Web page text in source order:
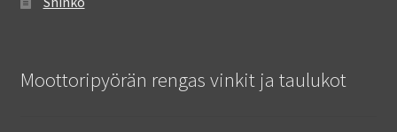
Moottoripyörän rengas vinkit ja taulukot